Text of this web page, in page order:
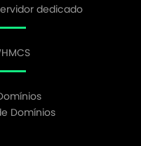
dedicado
Domínios